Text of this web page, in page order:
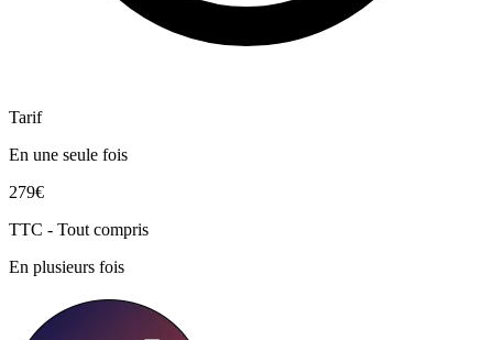
Tarif
En une seule fois
279€
TTC - Tout compris
En plusieurs fois